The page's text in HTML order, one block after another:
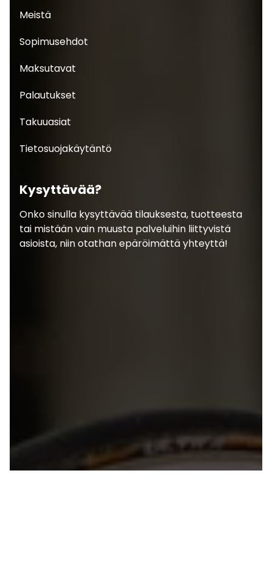
Meistä
Sopimusehdot
Maksutavat
Palautukset
Takuuasiat
Tietosuojakäytäntö
Kysyttävää?
Onko sinulla kysyttävää tilauksesta, tuotteesta
tai mistään vain muusta palveluihin liittyvistä
asioista, niin otathan epäröimättä yhteyttä!